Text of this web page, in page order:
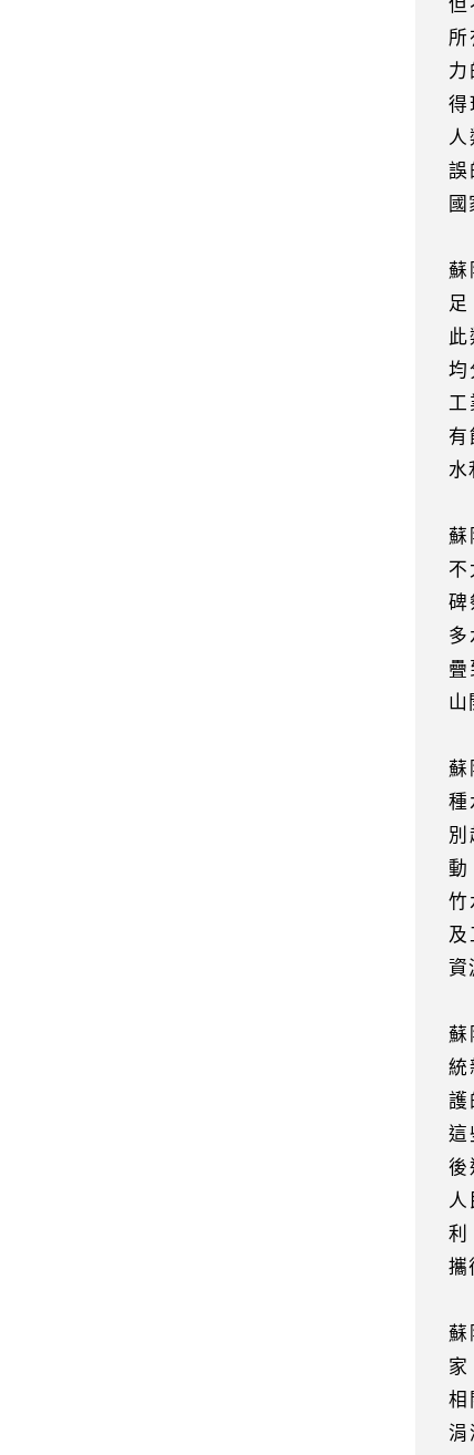
但
所
力
得
人
誤
國
蘇
足
均
工
有
水
蘇
不
碑
多
疊
山
蘇
種
別
動
竹
及
資
蘇
統
護
這
後
利
攜
蘇
家
相
涓